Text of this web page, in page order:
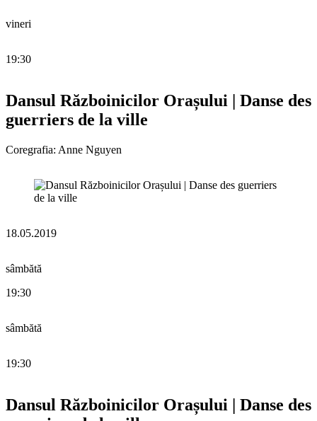
vineri
19:30
Dansul Războinicilor Orașului | Danse des
guerriers de la ville
Coregrafia: Anne Nguyen
18.05.2019
sâmbătă
19:30
sâmbătă
19:30
Dansul Războinicilor Orașului | Danse des